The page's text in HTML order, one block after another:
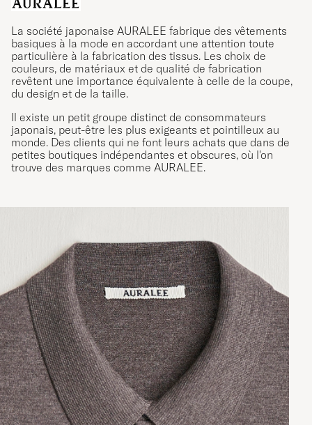
La société japonaise AURALEE fabrique des vêtements
basiques à la mode en accordant une attention toute
particulière à la fabrication des tissus. Les choix de
couleurs, de matériaux et de qualité de fabrication
revêtent une importance équivalente à celle de la coupe,
du design et de la taille.
Il existe un petit groupe distinct de consommateurs
japonais, peut-être les plus exigeants et pointilleux au
monde. Des clients qui ne font leurs achats que dans de
petites boutiques indépendantes et obscures, où l'on
trouve des marques comme AURALEE.